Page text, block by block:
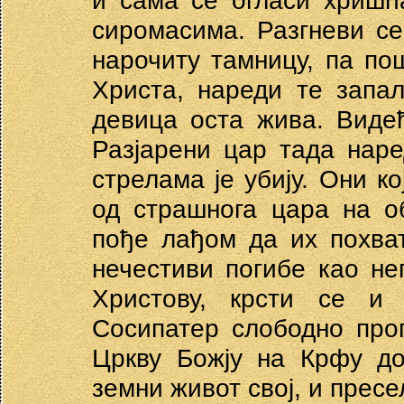
сиромасима. Разгневи
нарочиту тамницу, па
Христа, нареди те
девица оста жива.
Разјарени цар тада
стрелама је убију. Они
од страшнога цара на
пође лађом да их
нечестиви погибе као
Христову, крсти се
Сосипатер слободно
Цркву Божју на Крфу
земни живот свој, и